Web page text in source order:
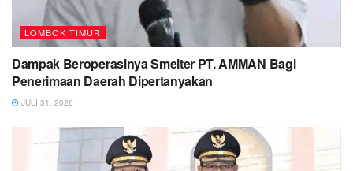
LOMBOK TIMUR
Dampak Beroperasinya Smelter PT. AMMAN Bagi
Penerimaan Daerah Dipertanyakan
JULI 31, 2026